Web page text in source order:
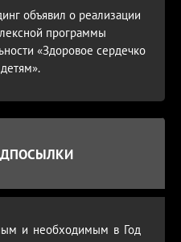
объявил о реализации
программы
«Здоровое сердечко
и необходимым в Год